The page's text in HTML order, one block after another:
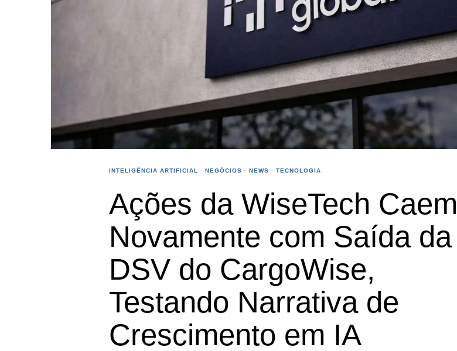
INTELIGÊNCIA ARTIFICIAL · NEGÓCIOS · NEWS · TECNOLOGIA
Ações da WiseTech Caem
Novamente com Saída da
DSV do CargoWise,
Testando Narrativa de
Crescimento em IA